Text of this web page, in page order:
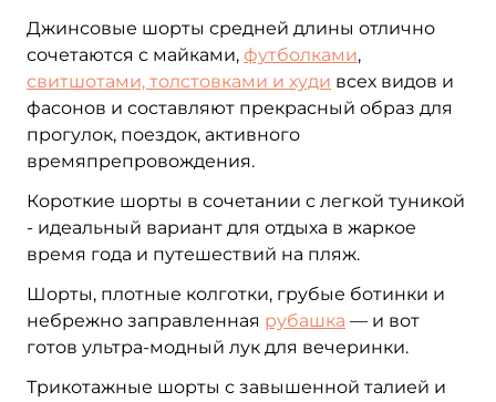
Джинсовые шорты средней длины отлично
сочетаются с майками, футболками,
свитшотами, толстовками и худи всех видов и
фасонов и составляют прекрасный образ для
прогулок, поездок, активного
времяпрепровождения.
Короткие шорты в сочетании с легкой туникой
- идеальный вариант для отдыха в жаркое
время года и путешествий на пляж.
Шорты, плотные колготки, грубые ботинки и
небрежно заправленная рубашка — и вот
готов ультра-модный лук для вечеринки.
Трикотажные шорты с завышенной талией и